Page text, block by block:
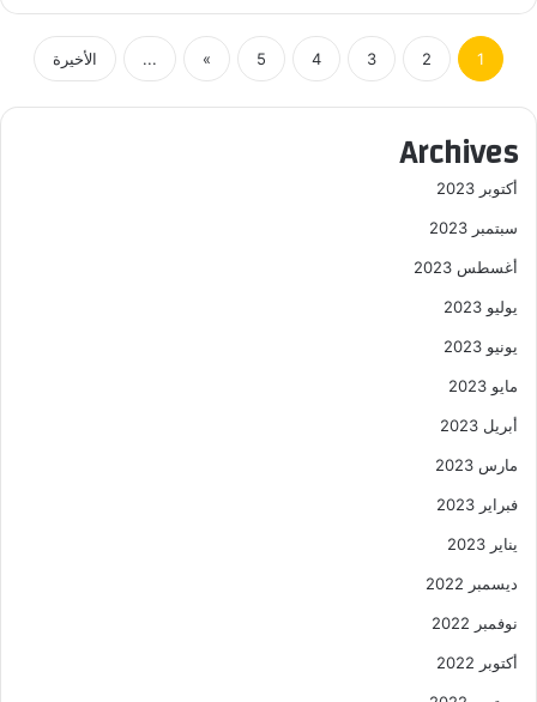
1
2
3
4
5
»
... الأخيرة
Archives
أكتوبر 2023
سبتمبر 2023
أغسطس 2023
يوليو 2023
يونيو 2023
مايو 2023
أبريل 2023
مارس 2023
فبراير 2023
يناير 2023
ديسمبر 2022
نوفمبر 2022
أكتوبر 2022